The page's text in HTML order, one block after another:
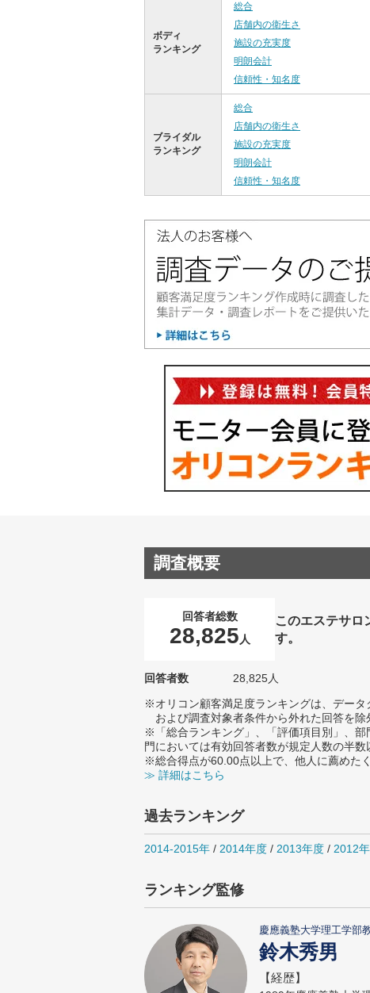
ボディ
ランキング
総合
店舗内の衛生さ
施設の充実度
明朗会計
信頼性・知名度
ブライダル
ランキング
総合
店舗内の衛生さ
施設の充実度
明朗会計
信頼性・知名度
調査概要
回答者総数
28,825 人
このエステサロ
す。
回答者数 28,825人
※オリコン顧客満足度ランキングは、データ
および調査対象者条件から外れた回答を除
※「総合ランキング」、「評価項目別」、
門においては有効回答者数が規定人数の半
※総合得点が60.00点以上で、他人に薦めた
≫ 詳細はこちら
過去ランキング
2014-2015年 / 2014年度 / 2013年度 / 2012
ランキング監修
慶應義塾大学理工学部
鈴木秀男
【経歴】